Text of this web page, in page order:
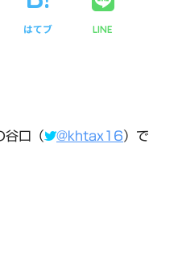
はてブ LINE
谷口（ @khtax16）で